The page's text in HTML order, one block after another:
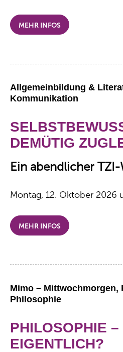
MEHR INFOS
Allgemeinbildung &
Kommunikation
DEMÜTIG
Ein abendlicher
Montag, 12. Oktober 2026
MEHR INFOS
Mimo – Mittwochmorgen,
Philosophie
PHILOSOPHIE
EIGENTLICH?